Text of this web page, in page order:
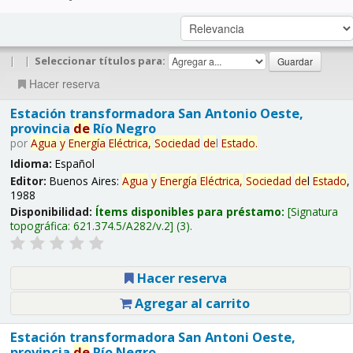
| | Seleccionar títulos para:
Hacer reserva
Estación transformadora San Antonio Oeste,
provincia deRío Negro
por Agua y Energía Eléctrica, Sociedad del Estado.
Idioma: Español
Editor: Buenos Aires: Agua y Energía Eléctrica, Sociedad del Estado,
1988
Disponibilidad: Ítems disponibles para préstamo: Signatura
topográfica: 621.374.5/A282/v.2 (3).
Hacer reserva
Agregar al carrito
Estación transformadora San Antoni Oeste,